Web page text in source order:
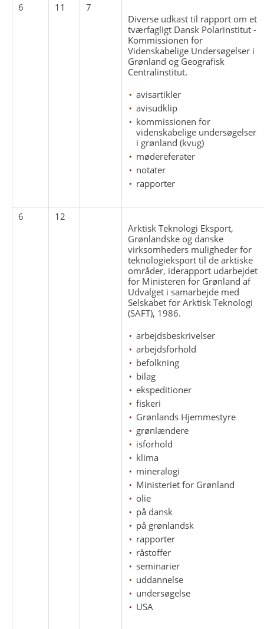
6 11
7
Diverse udkast til rapport om et
tværfagligt Dansk Polarinstitut -
Kommissionen for
Videnskabelige Undersøgelser i
Grønland og Geografisk
Centralinstitut.
avisartikler
avisudklip
kommissionen for
videnskabelige undersøgelser
i grønland (kvug)
mødereferater
notater
rapporter
6
12
Arktisk Teknologi Eksport,
Grønlandske og danske
virksomheders muligheder for
teknologieksport til de arktiske
områder, iderapport udarbejdet
for Ministeren for Grønland af
Udvalget i samarbejde med
Selskabet for Arktisk Teknologi
(SAFT), 1986.
arbejdsbeskrivelser
arbejdsforhold
befolkning
bilag
ekspeditioner
fiskeri
Grønlands Hjemmestyre
grønlændere
isforhold
klima
mineralogi
Ministeriet for Grønland
olie
på dansk
på grønlandsk
rapporter
råstoffer
seminarier
uddannelse
undersøgelse
USA